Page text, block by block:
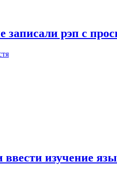
записали рэп с
изучение